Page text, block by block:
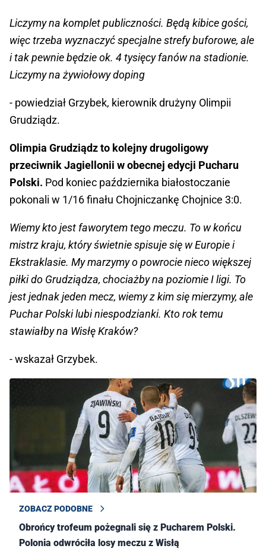
Liczymy na komplet publiczności. Będą kibice gości,
więc trzeba wyznaczyć specjalne strefy buforowe, ale
i tak pewnie będzie ok. 4 tysięcy fanów na stadionie.
Liczymy na żywiołowy doping
- powiedział Grzybek, kierownik drużyny Olimpii
Grudziądz.
Olimpia Grudziądz to kolejny drugoligowy
przeciwnik Jagiellonii w obecnej edycji Pucharu
Polski. Pod koniec października białostoczanie
pokonali w 1/16 finału Chojniczankę Chojnice 3:0.
Wiemy kto jest faworytem tego meczu. To w końcu
mistrz kraju, który świetnie spisuje się w Europie i
Ekstraklasie. My marzymy o powrocie nieco większej
piłki do Grudziądza, chociażby na poziomie I ligi. To
jest jednak jeden mecz, wiemy z kim się mierzymy, ale
Puchar Polski lubi niespodzianki. Kto rok temu
stawiałby na Wisłę Kraków?
- wskazał Grzybek.
ZOBACZ PODOBNE
Obrońcy trofeum pożegnali się z Pucharem Polski.
Polonia odwróciła losy meczu z Wisłą